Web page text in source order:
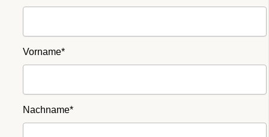
Vorname*
Nachname*